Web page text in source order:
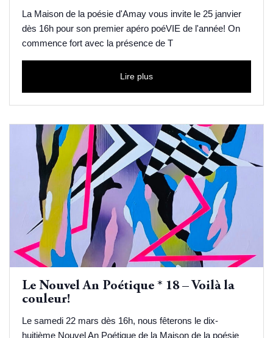
La Maison de la poésie d'Amay vous invite le 25 janvier
dès 16h pour son premier apéro poéVIE de l'année! On
commence fort avec la présence de T
Lire plus
Le Nouvel An Poétique * 18 – Voilà la
couleur!
Le samedi 22 mars dès 16h, nous fêterons le dix-
huitième Nouvel An Poétique de la Maison de la poésie